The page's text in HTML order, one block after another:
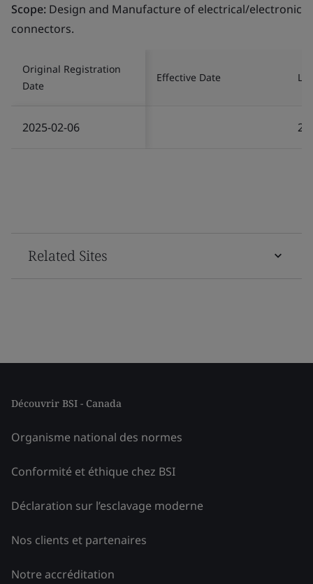
Scope: Design and Manufacture of electrical/electronic
connectors.
Original Registration
Date
Effective Date
2025-02-06
Related Sites
Découvrir BSI - Canada
Organisme national des normes
Conformité et éthique chez BSI
Déclaration sur l’esclavage moderne
Nos clients et partenaires
Notre accréditation